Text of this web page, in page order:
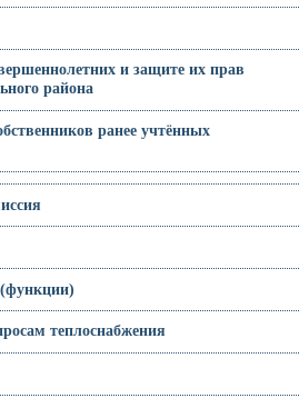
и защите их прав
района
ранее учтённых
теплоснабжения